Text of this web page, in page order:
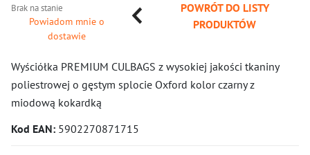
Brak na stanie
Powiadom mnie o
dostawie
POWRÓT DO LISTY
PRODUKTÓW
Wyściółka PREMIUM CULBAGS z wysokiej jakości tkaniny
poliestrowej o gęstym splocie Oxford kolor czarny z
miodową kokardką
Kod EAN: 5902270871715